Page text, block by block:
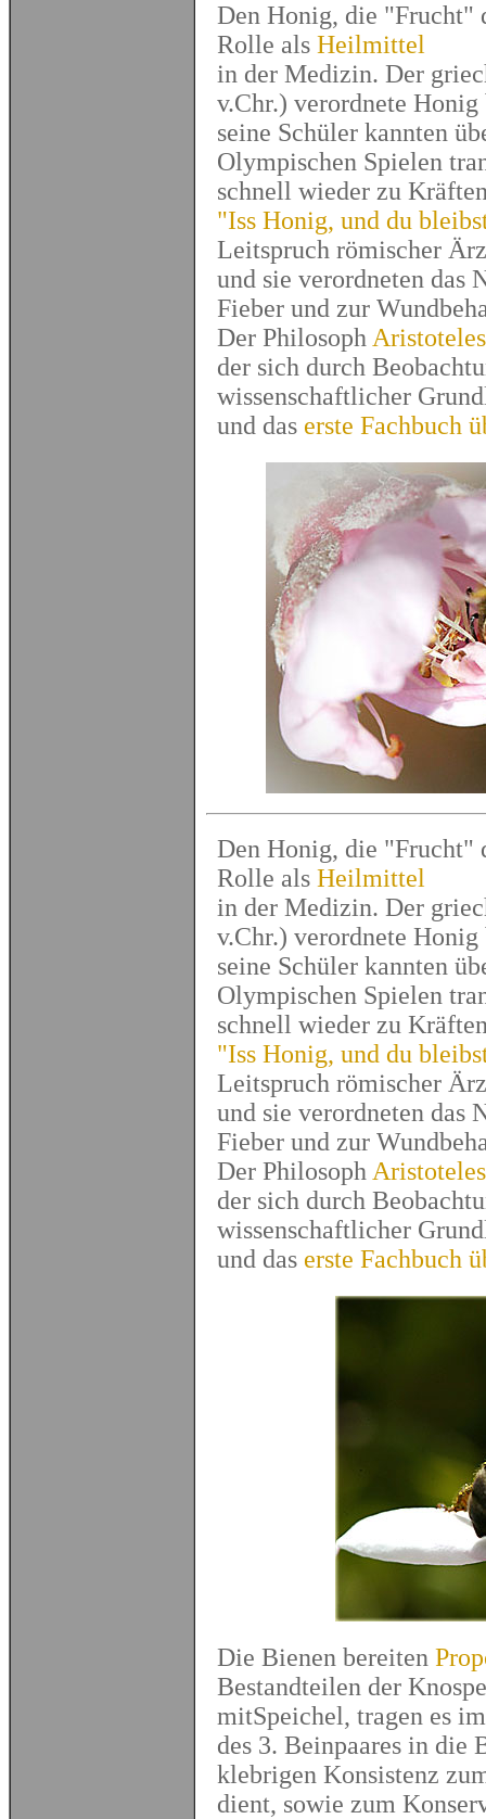
Den Honig, die "Frucht"
Rolle als Heilmittel
in der Medizin. Der
v.Chr.) verordnete
seine Schüler kannten
Olympischen Spielen
schnell wieder zu
"Iss Honig, und du
Leitspruch römischer
und sie verordneten das
Fieber und zur
Der Philosoph Aristoteles
der sich durch
wissenschaftlicher
und das erste Fachbuch
Den Honig, die "Frucht"
Rolle als Heilmittel
in der Medizin. Der
v.Chr.) verordnete
seine Schüler kannten
Olympischen Spielen
schnell wieder zu
"Iss Honig, und du
Leitspruch römischer
und sie verordneten das
Fieber und zur
Der Philosoph Aristoteles
der sich durch
wissenschaftlicher
und das erste Fachbuch
Die Bienen bereiten
Bestandteilen der
mitSpeichel, tragen es
des 3. Beinpaares in die
klebrigen Konsistenz
dient, sowie zum